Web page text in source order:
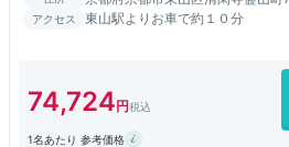
アクセス 東山駅よりお車で約１０分
74,724
1名あたり 参考価格